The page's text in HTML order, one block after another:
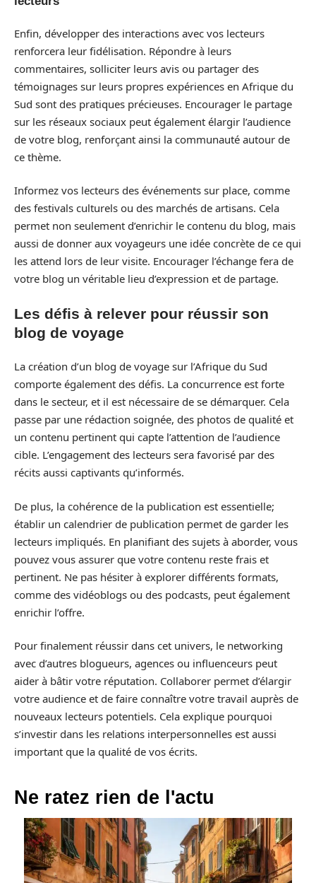
Enfin, développer des interactions avec vos lecteurs
renforcera leur fidélisation. Répondre à leurs
commentaires, solliciter leurs avis ou partager des
témoignages sur leurs propres expériences en Afrique du
Sud sont des pratiques précieuses. Encourager le partage
sur les réseaux sociaux peut également élargir l’audience
de votre blog, renforçant ainsi la communauté autour de
ce thème.
Informez vos lecteurs des événements sur place, comme
des festivals culturels ou des marchés de artisans. Cela
permet non seulement d’enrichir le contenu du blog, mais
aussi de donner aux voyageurs une idée concrète de ce qui
les attend lors de leur visite. Encourager l’échange fera de
votre blog un véritable lieu d’expression et de partage.
Les défis à relever pour réussir son
blog de voyage
La création d’un blog de voyage sur l’Afrique du Sud
comporte également des défis. La concurrence est forte
dans le secteur, et il est nécessaire de se démarquer. Cela
passe par une rédaction soignée, des photos de qualité et
un contenu pertinent qui capte l’attention de l’audience
cible. L’engagement des lecteurs sera favorisé par des
récits aussi captivants qu’informés.
De plus, la cohérence de la publication est essentielle;
établir un calendrier de publication permet de garder les
lecteurs impliqués. En planifiant des sujets à aborder, vous
pouvez vous assurer que votre contenu reste frais et
pertinent. Ne pas hésiter à explorer différents formats,
comme des vidéoblogs ou des podcasts, peut également
enrichir l’offre.
Pour finalement réussir dans cet univers, le networking
avec d’autres blogueurs, agences ou influenceurs peut
aider à bâtir votre réputation. Collaborer permet d’élargir
votre audience et de faire connaître votre travail auprès de
nouveaux lecteurs potentiels. Cela explique pourquoi
s’investir dans les relations interpersonnelles est aussi
important que la qualité de vos écrits.
Ne ratez rien de l'actu